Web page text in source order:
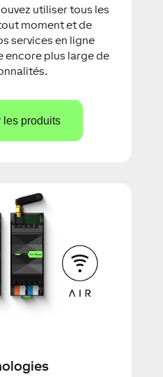
utiliser tous les
moment et de
services en ligne
encore plus large de
les produits